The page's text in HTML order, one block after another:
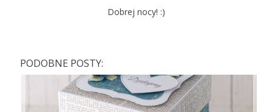
Dobrej nocy! :)
PODOBNE POSTY: